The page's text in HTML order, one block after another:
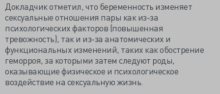
Докладчик отметил, что беременность изменяет
сексуальные отношения пары как из-за
психологических факторов (повышенная
тревожность), так и из-за анатомических и
функциональных изменений, таких как обострение
геморроя, за которыми затем следуют роды,
оказывающие физическое и психологическое
воздействие на сексуальную жизнь.